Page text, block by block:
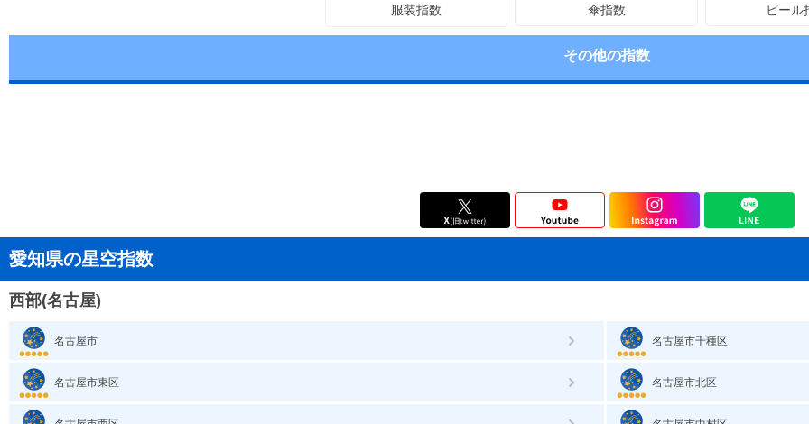
服装指数 傘指数 ビール
その他の指数
愛知県の星空指数
西部(名古屋)
名古屋市 名古屋市千種区
名古屋市東区 名古屋市北区